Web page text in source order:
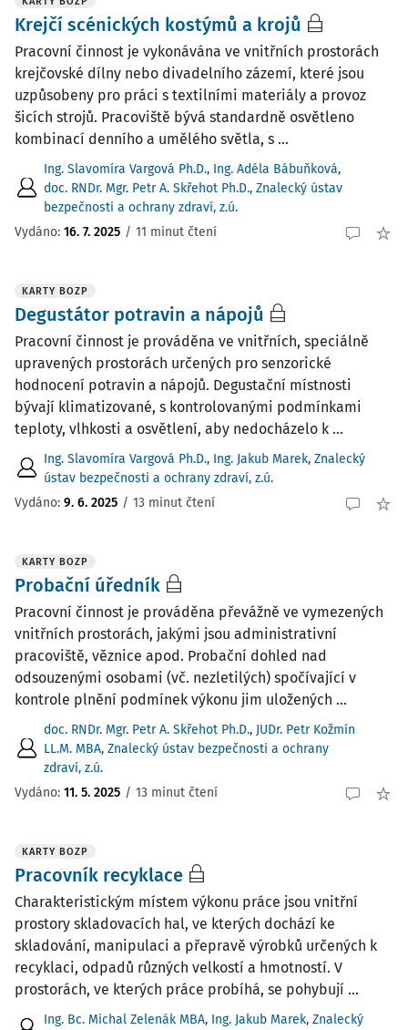
Krejčí scénických kostýmů a krojů
Pracovní činnost je vykonávána ve vnitřních prostorách
krejčovské dílny nebo divadelního zázemí, které jsou
uzpůsobeny pro práci s textilními materiály a provoz
šicích strojů. Pracoviště bývá standardně osvětleno
kombinací denního a umělého světla, s ...
Ing. Slavomíra Vargová Ph.D., Ing. Adéla Bábuňková,
doc. RNDr. Mgr. Petr A. Skřehot Ph.D., Znalecký ústav
bezpečnosti a ochrany zdraví, z.ú.
Vydáno: 16. 7. 2025 / 11 minut čtení
KARTY BOZP
Degustátor potravin a nápojů
Pracovní činnost je prováděna ve vnitřních, speciálně
upravených prostorách určených pro senzorické
hodnocení potravin a nápojů. Degustační místnosti
bývají klimatizované, s kontrolovanými podmínkami
teploty, vlhkosti a osvětlení, aby nedocházelo k ...
Ing. Slavomíra Vargová Ph.D., Ing. Jakub Marek, Znalecký
ústav bezpečnosti a ochrany zdraví, z.ú.
Vydáno: 9. 6. 2025 / 13 minut čtení
KARTY BOZP
Probační úředník
Pracovní činnost je prováděna převážně ve vymezených
vnitřních prostorách, jakými jsou administrativní
pracoviště, věznice apod. Probační dohled nad
odsouzenými osobami (vč. nezletilých) spočívající v
kontrole plnění podmínek výkonu jim uložených ...
doc. RNDr. Mgr. Petr A. Skřehot Ph.D., JUDr. Petr Kožmín
LL.M. MBA, Znalecký ústav bezpečnosti a ochrany
zdraví, z.ú.
Vydáno: 11. 5. 2025 / 13 minut čtení
KARTY BOZP
Pracovník recyklace
Charakteristickým místem výkonu práce jsou vnitřní
prostory skladovacích hal, ve kterých dochází ke
skladování, manipulaci a přepravě výrobků určených k
recyklaci, odpadů různých velkostí a hmotností. V
prostorách, ve kterých práce probíhá, se pohybují ...
Ing. Bc. Michal Zelenák MBA, Ing. Jakub Marek, Znalecký